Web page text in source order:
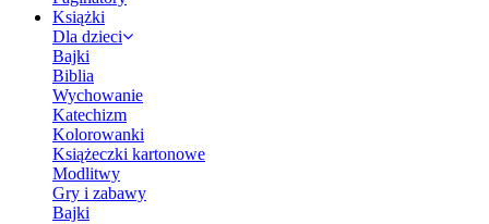
Książki
Dla dzieci
Bajki
Biblia
Wychowanie
Katechizm
Kolorowanki
Książeczki kartonowe
Modlitwy
Gry i zabawy
Bajki